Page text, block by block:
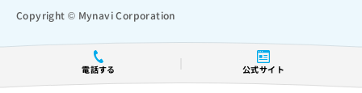
電話する 公式サイト
Copyright © Mynavi Corporation